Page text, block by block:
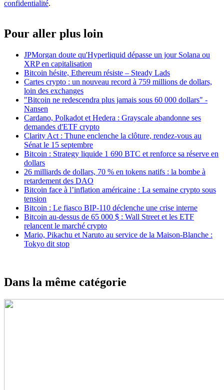
confidentialité.
Pour aller plus loin
JPMorgan doute qu'Hyperliquid dépasse un jour Solana ou
XRP en capitalisation
Bitcoin hésite, Ethereum résiste – Steady Lads
Cartes crypto : un nouveau record à 759 millions de dollars,
loin des exchanges
"Bitcoin ne redescendra plus jamais sous 60 000 dollars" -
Nansen
Cardano, Polkadot et Hedera : Grayscale abandonne ses
demandes d'ETF crypto
Clarity Act : Thune enclenche la clôture, rendez-vous au
Sénat le 15 septembre
Bitcoin : Strategy liquide 1 690 BTC et renforce sa réserve en
dollars
26 milliards de dollars, 70 % en tokens natifs : la bombe à
retardement des DAO
Bitcoin face à l’inflation américaine : La semaine crypto sous
tension
Bitcoin : Le fiasco BIP-110 déclenche une crise interne
Bitcoin au-dessus de 65 000 $ : Wall Street et les ETF
relancent le marché crypto
Mario, Pikachu et Naruto au service de la Maison-Blanche :
Tokyo dit stop
Dans la même catégorie